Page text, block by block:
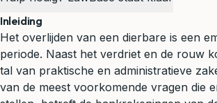
Inleiding
Het overlijden van een dierbare is een
periode. Naast het verdriet en de rouw
tal van praktische en administratieve
van de meest voorkomende vragen die